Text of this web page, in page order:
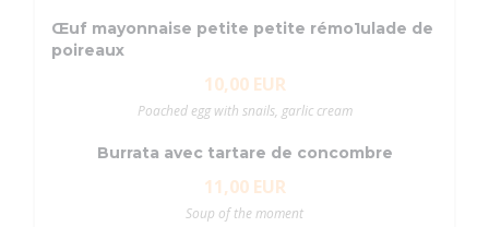
Œuf mayonnaise petite petite rémo1ulade de
poireaux
10,00 EUR
Poached egg with snails, garlic cream
Burrata avec tartare de concombre
11,00 EUR
Soup of the moment